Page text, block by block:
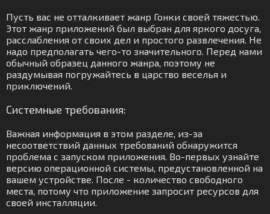
Пусть вас не отталкивает жанр Гонки своей тяжестью.
Этот жанр приложений был выбран для яркого досуга,
расслабления от своих дел и простого развлечения. Не
надо предполагать чего-то значительного. Перед нами
обычный образец данного жанра, поэтому не
раздумывая погружайтесь в царство веселья и
приключений.
Системные требования:
Важная информация в этом разделе, из-за
несоответствий данных требований обнаружится
проблема с запуском приложения. Во-первых узнайте
версию операционной системы, предустановленной на
вашем устройстве. После - количество свободного
места, потому что приложение запросит ресурсов для
своей инсталляции.